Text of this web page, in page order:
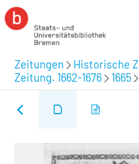
Zeitungen Historische
Zeitung. 1662-1676
1665